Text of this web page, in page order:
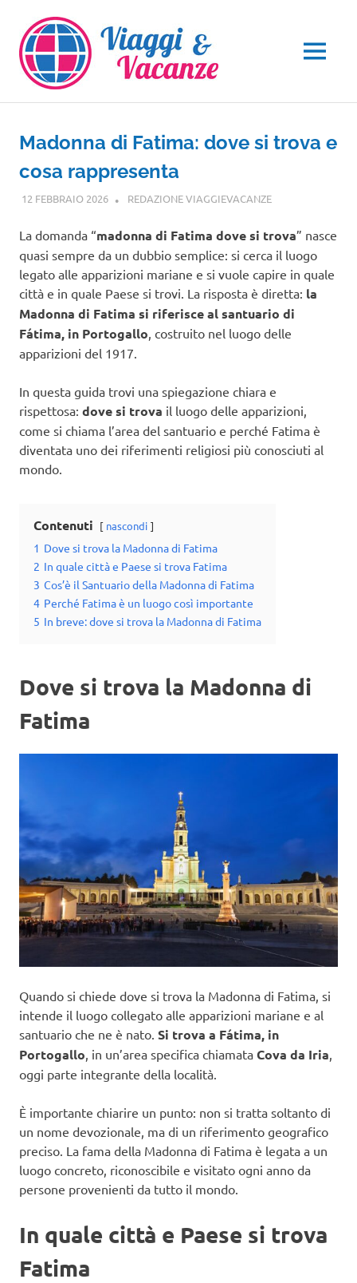
contenuto
MENU
Madonna di Fatima: dove si trova e
cosa rappresenta
12 FEBBRAIO 2026 REDAZIONE VIAGGIEVACANZEGUIDE
La domanda “madonna di Fatima dove si trova” nasce
quasi sempre da un dubbio semplice: si cerca il luogo
legato alle apparizioni mariane e si vuole capire in quale
città e in quale Paese si trovi. La risposta è diretta: la
Madonna di Fatima si riferisce al santuario di
Fátima, in Portogallo, costruito nel luogo delle
apparizioni del 1917.
In questa guida trovi una spiegazione chiara e
rispettosa: dove si trova il luogo delle apparizioni,
come si chiama l’area del santuario e perché Fatima è
diventata uno dei riferimenti religiosi più conosciuti al
mondo.
Contenuti nascondi
1 Dove si trova la Madonna di Fatima
2 In quale città e Paese si trova Fatima
3 Cos’è il Santuario della Madonna di Fatima
4 Perché Fatima è un luogo così importante
5 In breve: dove si trova la Madonna di Fatima
Dove si trova la Madonna di
Fatima
Quando si chiede dove si trova la Madonna di Fatima, si
intende il luogo collegato alle apparizioni mariane e al
santuario che ne è nato. Si trova a Fátima, in
Portogallo, in un’area specifica chiamata Cova da Iria,
oggi parte integrante della località.
È importante chiarire un punto: non si tratta soltanto di
un nome devozionale, ma di un riferimento geografico
preciso. La fama della Madonna di Fatima è legata a un
luogo concreto, riconoscibile e visitato ogni anno da
persone provenienti da tutto il mondo.
In quale città e Paese si trova
Fatima